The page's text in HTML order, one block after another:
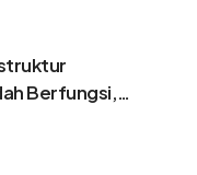
Berfungsi,
Logistik